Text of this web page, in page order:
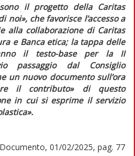
il progetto della Caritas
che favorisce l’accesso a
alla collaborazione di Caritas
e Banca etica; la tappa delle
il testo-base per la II
passaggio dal Consiglio
un nuovo documento sull’ora
il contributo»di questo
in cui si esprime il servizio
.
Documento, 01/02/2025, pag. 77